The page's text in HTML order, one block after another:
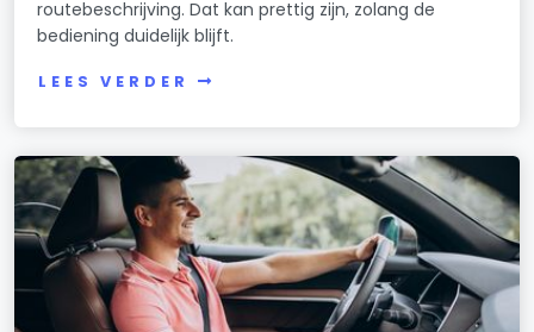
routebeschrijving. Dat kan prettig zijn, zolang de
bediening duidelijk blijft.
LEES VERDER